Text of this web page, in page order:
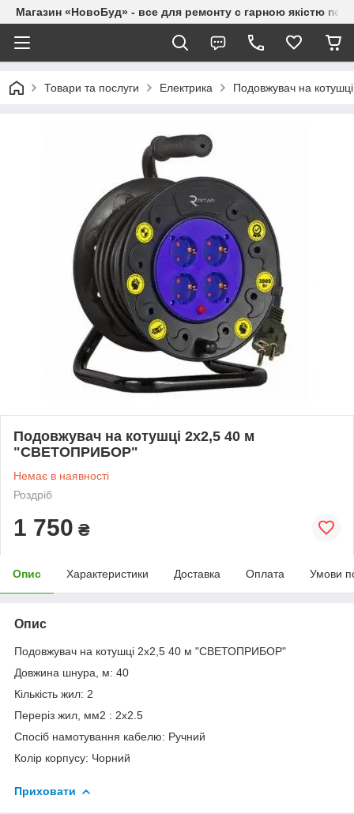
Магазин «НовоБуд» - все для ремонту с гарною якістю по
Товари та послуги Електрика Подовжувач на
Подовжувач на котушці 2х2,5 40 м
"СВЕТОПРИБОР"
Немає в наявності
Роздріб
1 750 ₴
Опис Характеристики Доставка Оплата Умови
Опис
Подовжувач на котушці 2х2,5 40 м "СВЕТОПРИБОР"
Довжина шнура, м: 40
Кількість жил: 2
Переріз жил, мм2 : 2х2.5
Спосіб намотування кабелю: Ручний
Колір корпусу: Чорний
Приховати